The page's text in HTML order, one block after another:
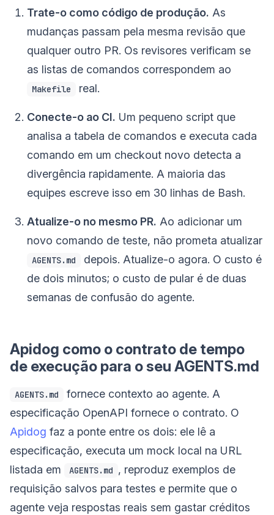
Trate-o como código de produção. As
mudanças passam pela mesma revisão que
qualquer outro PR. Os revisores verificam se
as listas de comandos correspondem ao
Makefile real.
Conecte-o ao CI. Um pequeno script que
analisa a tabela de comandos e executa cada
comando em um checkout novo detecta a
divergência rapidamente. A maioria das
equipes escreve isso em 30 linhas de Bash.
Atualize-o no mesmo PR. Ao adicionar um
novo comando de teste, não prometa atualizar
AGENTS.md
depois. Atualize-o agora. O custo é
de dois minutos; o custo de pular é de duas
semanas de confusão do agente.
Apidog como o contrato de tempo
de execução para o seu AGENTS.md
AGENTS.md
fornece contexto ao agente. A
especificação OpenAPI fornece o contrato. O
Apidog faz a ponte entre os dois: ele lê a
especificação, executa um mock local na URL
listada em
AGENTS.md , reproduz exemplos de
requisição salvos para testes e permite que o
agente veja respostas reais sem gastar créditos